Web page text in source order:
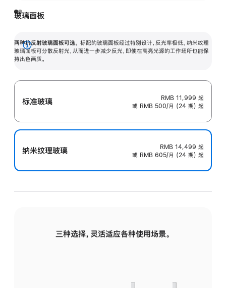
玻璃面板
两种抗反射玻璃面板可选。 标配的玻璃面板经过特别设计，反光率极低。纳米纹理
玻璃面板可分散反射光，从而进一步减少反光，即使在高亮光源的工作场所也能保
持出色画质。
展
开
标准玻璃 RMB 11,999 起
或 RMB 500/月 (24 期) 起
纳米纹理玻璃 RMB 14,499 起
或 RMB 605/月 (24 期) 起
三种选择，灵活适应各种使用场景。